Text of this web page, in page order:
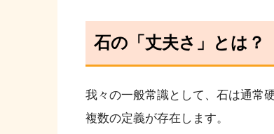
石の「丈夫さ」とは？
我々の一般常識として、石は通常
複数の定義が存在します。